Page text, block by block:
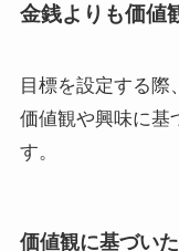
金銭よりも価値
目標を設定する
価値観や興味に基
す。
価値観に基づい